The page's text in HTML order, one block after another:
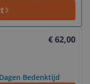
€ 62,00
Bedenktijd